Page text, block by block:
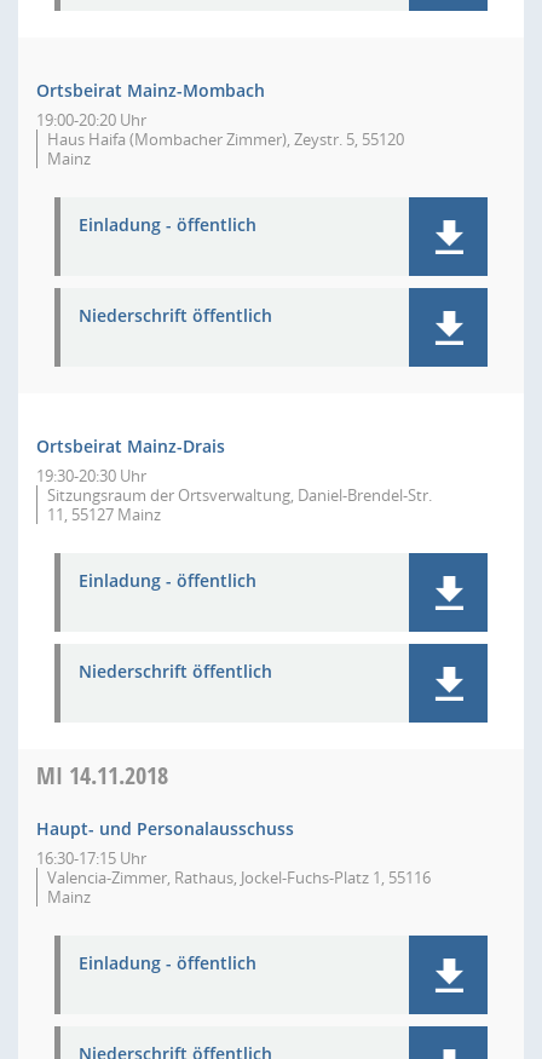
Ortsbeirat Mainz-Mombach
19:00-20:20 Uhr
Haus Haifa (Mombacher Zimmer), Zeystr. 5, 55120
Mainz
Einladung - öffentlich
Niederschrift öffentlich
Ortsbeirat Mainz-Drais
19:30-20:30 Uhr
Sitzungsraum der Ortsverwaltung, Daniel-Brendel-Str.
11, 55127 Mainz
Einladung - öffentlich
Niederschrift öffentlich
MI 14.11.2018
Haupt- und Personalausschuss
16:30-17:15 Uhr
Valencia-Zimmer, Rathaus, Jockel-Fuchs-Platz 1, 55116
Mainz
Einladung - öffentlich
Niederschrift öffentlich